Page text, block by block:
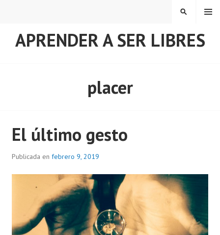
APRENDER A SER LIBRES
MENÚ
BUSCAR
placer
El último gesto
Publicada en febrero 9, 2019